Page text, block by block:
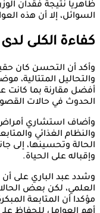
ظاهريا نتيجة فقدان
السوائل، إلا أن هذه
كفاءة الكلى
وأكد أن التحسن كان
والتحاليل المتتالية،
أفضل مقارنة بما كانت
الحدوث في حالات
وأضاف استشاري أمراض
والنظام الغذائي
الحالة وتحسينها، إلى
وإقباله على الحياة.
وشدد عبد الباري على
العلمي، لكن بعض
مؤكدا أن المتابعة